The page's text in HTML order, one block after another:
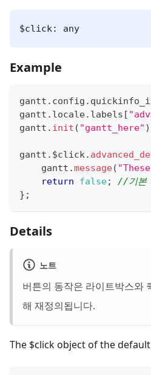
$click: any
Example
gantt . config .
gantt . locale. labels [
gantt . init ( "gantt_here" )
gantt . $click.
    gantt
.message(
return
false;
//기본
} ;
Details
노트
버튼의 동작은 라이트박스와
해 재정의됩니다.
The $click object of the